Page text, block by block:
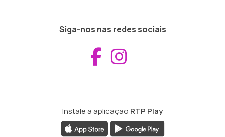
Siga-nos nas redes sociais
Aceder ao
Instale a aplicação RTP Play